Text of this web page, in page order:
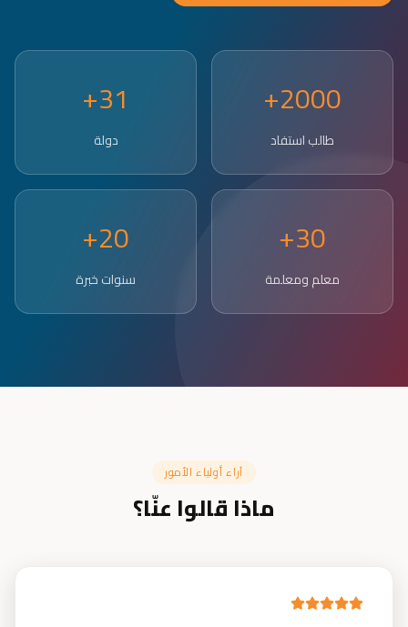
2000+
طالب استفاد
31+
دولة
30+
معلم ومعلمة
20+
سنوات خبرة
آراء أولياء الأمور
ماذا قالوا عنّا؟